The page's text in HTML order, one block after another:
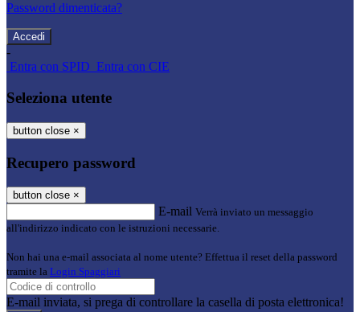
Password dimenticata?
-
Entra con SPID Entra con CIE
Seleziona utente
button close ×
Recupero password
button close ×
E-mail Verrà inviato un messaggio
all'indirizzo indicato con le istruzioni necessarie.
Non hai una e-mail associata al nome utente? Effettua il reset della password
tramite la Login Spaggiari
E-mail inviata, si prega di controllare la casella di posta elettronica!